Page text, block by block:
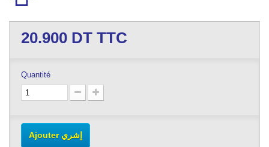
20.900 DT TTC
Quantité
Ajouter إشري